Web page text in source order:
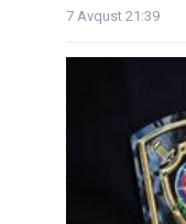
7 Avqust 21:39